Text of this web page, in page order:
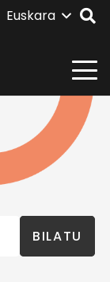
Euskara
BILATU